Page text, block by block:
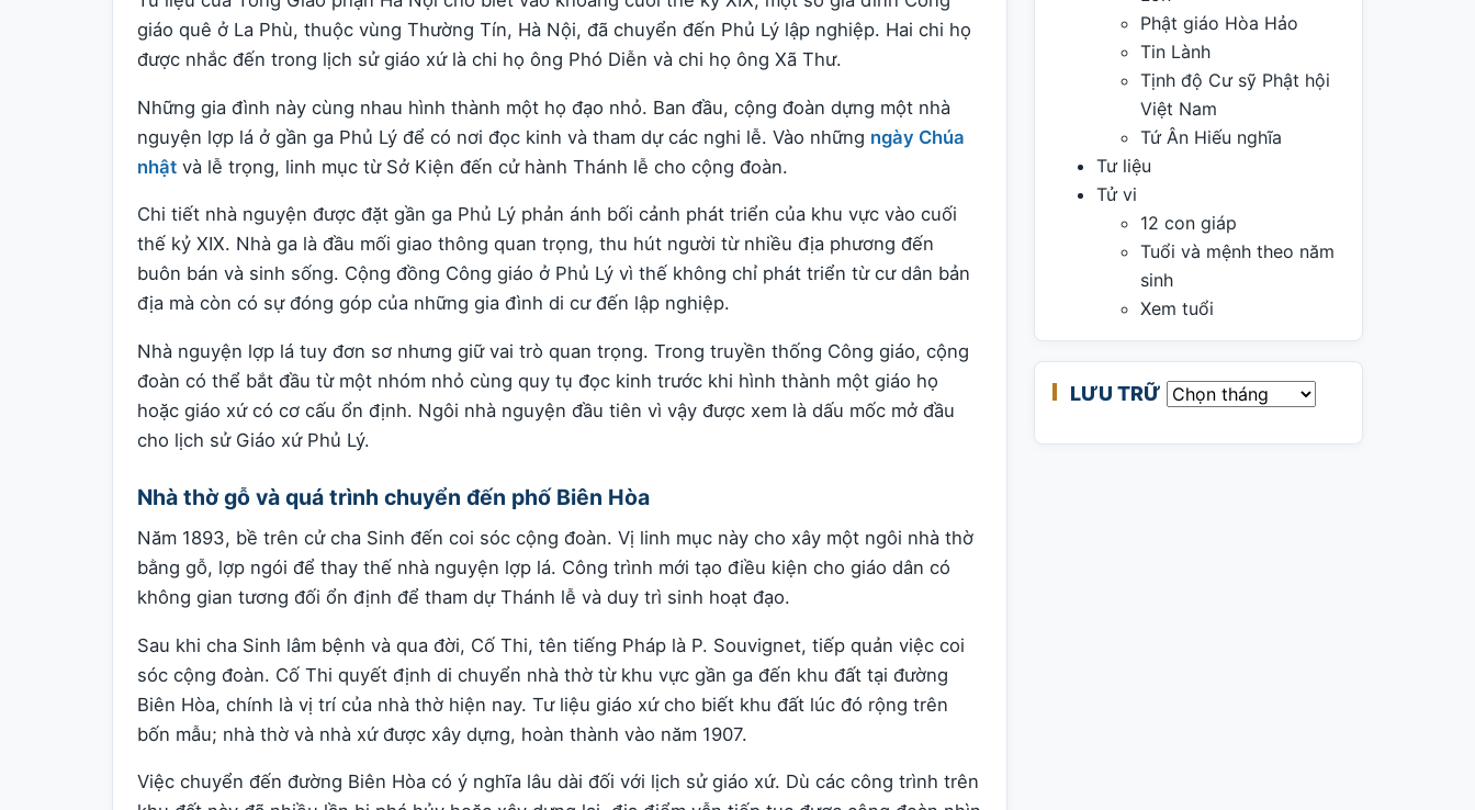
giáo quê ở La Phù, thuộc vùng Thường Tín, Hà Nội, đã chuyển đến Phủ Lý lập nghiệp. Hai chi họ
được nhắc đến trong lịch sử giáo xứ là chi họ ông Phó Diễn và chi họ ông Xã Thư.
Những gia đình này cùng nhau hình thành một họ đạo nhỏ. Ban đầu, cộng đoàn dựng một nhà
nguyện lợp lá ở gần ga Phủ Lý để có nơi đọc kinh và tham dự các nghi lễ. Vào những ngày Chúa
nhật và lễ trọng, linh mục từ Sở Kiện đến cử hành Thánh lễ cho cộng đoàn.
Chi tiết nhà nguyện được đặt gần ga Phủ Lý phản ánh bối cảnh phát triển của khu vực vào cuối
thế kỷ XIX. Nhà ga là đầu mối giao thông quan trọng, thu hút người từ nhiều địa phương đến
buôn bán và sinh sống. Cộng đồng Công giáo ở Phủ Lý vì thế không chỉ phát triển từ cư dân bản
địa mà còn có sự đóng góp của những gia đình di cư đến lập nghiệp.
Nhà nguyện lợp lá tuy đơn sơ nhưng giữ vai trò quan trọng. Trong truyền thống Công giáo, cộng
đoàn có thể bắt đầu từ một nhóm nhỏ cùng quy tụ đọc kinh trước khi hình thành một giáo họ
hoặc giáo xứ có cơ cấu ổn định. Ngôi nhà nguyện đầu tiên vì vậy được xem là dấu mốc mở đầu
cho lịch sử Giáo xứ Phủ Lý.
Nhà thờ gỗ và quá trình chuyển đến phố Biên Hòa
Năm 1893, bề trên cử cha Sinh đến coi sóc cộng đoàn. Vị linh mục này cho xây một ngôi nhà thờ
bằng gỗ, lợp ngói để thay thế nhà nguyện lợp lá. Công trình mới tạo điều kiện cho giáo dân có
không gian tương đối ổn định để tham dự Thánh lễ và duy trì sinh hoạt đạo.
Sau khi cha Sinh lâm bệnh và qua đời, Cố Thi, tên tiếng Pháp là P. Souvignet, tiếp quản việc coi
sóc cộng đoàn. Cố Thi quyết định di chuyển nhà thờ từ khu vực gần ga đến khu đất tại đường
Biên Hòa, chính là vị trí của nhà thờ hiện nay. Tư liệu giáo xứ cho biết khu đất lúc đó rộng trên
bốn mẫu; nhà thờ và nhà xứ được xây dựng, hoàn thành vào năm 1907.
Việc chuyển đến đường Biên Hòa có ý nghĩa lâu dài đối với lịch sử giáo xứ. Dù các công trình trên
Phật giáo Hòa Hảo
Tin Lành
Tịnh độ Cư sỹ Phật hội
Việt Nam
Tứ Ân Hiếu nghĩa
Tư liệu
Tử vi
12 con giáp
Tuổi và mệnh theo năm
sinh
Xem tuổi
LƯU TRỮ Lưu trữ